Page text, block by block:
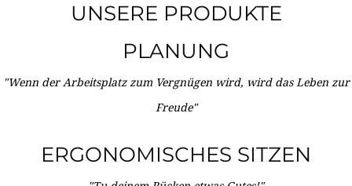
UNSERE PRODUKTE
PLANUNG
"Wenn der Arbeitsplatz zum Vergnügen wird, wird das Leben zur
Freude"
ERGONOMISCHES SITZEN